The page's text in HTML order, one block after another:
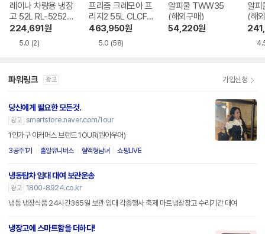
레이나 차량용 냉장
고 52L RL-5252W
S
224,691원
5.0 (2)
프리즘 크레모아 프
리지2 55L CLCF-
ET55B
463,950원
5.0 (58)
알피쿨 TWW35
(해외구매)
54,220원
알
(해
파워링크 광고 가입신청
당신에게 필요한 모든것.
광고 smartstore.naver.com/1our
1인가구 이커머스 브랜드 1OUR(원아우어)
3공주1기 홀알유니버스 혈액형남녀 쇼핑LIVE
냉동탑차 임대 대여 보관운송
광고 1800-8924.co.kr
냉동 냉장식품 24시간365일 보관 임대 각종행사 축제 마트냉장창고 수리기간 대여
냉장고에 스마트함을 더하다!